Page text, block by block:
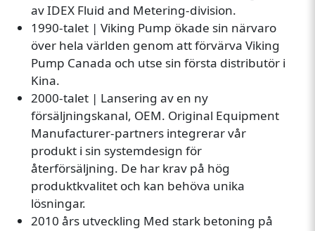
av IDEX Fluid and Metering-division.
1990-talet | Viking Pump ökade sin närvaro
över hela världen genom att förvärva Viking
Pump Canada och utse sin första distributör i
Kina.
2000-talet | Lansering av en ny
försäljningskanal, OEM. Original Equipment
Manufacturer-partners integrerar vår
produkt i sin systemdesign för
återförsäljning. De har krav på hög
produktkvalitet och kan behöva unika
lösningar.
2010 års utveckling Med stark betoning på